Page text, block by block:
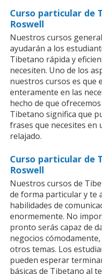
Curso particular de
Roswell
Nuestros cursos
ayudarán a los
Tibetano rápida y
necesiten. Uno de los
nuestros cursos es que
enteramente en las
hecho de que
Tibetano significa que
frases que necesites en
relajado.
Curso particular de
Roswell
Nuestros cursos de
de forma particular y te
habilidades de
enormemente. No
pronto serás capaz de
negocios
otros temas. Los
pueden esperar
básicas de Tibetano al